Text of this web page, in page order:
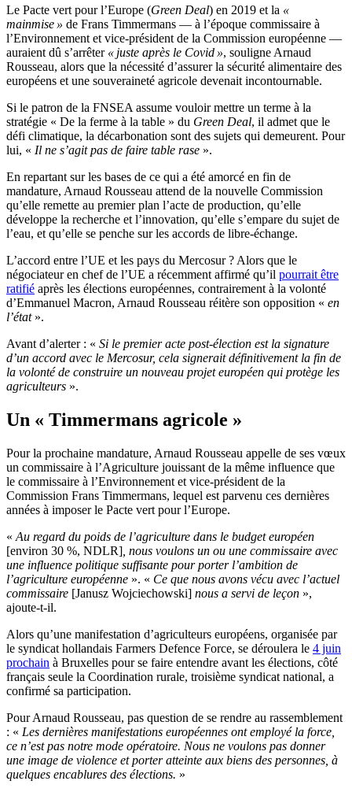
Le Pacte vert pour l’Europe (Green Deal) en 2019 et la «
mainmise » de Frans Timmermans — à l’époque commissaire à
l’Environnement et vice-président de la Commission européenne —
auraient dû s’arrêter « juste après le Covid », souligne Arnaud
Rousseau, alors que la nécessité d’assurer la sécurité alimentaire des
européens et une souveraineté agricole devenait incontournable.
Si le patron de la FNSEA assume vouloir mettre un terme à la
stratégie « De la ferme à la table » du Green Deal, il admet que le
défi climatique, la décarbonation sont des sujets qui demeurent. Pour
lui, « Il ne s’agit pas de faire table rase ».
En repartant sur les bases de ce qui a été amorcé en fin de
mandature, Arnaud Rousseau attend de la nouvelle Commission
qu’elle remette au premier plan l’acte de production, qu’elle
développe la recherche et l’innovation, qu’elle s’empare du sujet de
l’eau, et qu’elle se penche sur les accords de libre-échange.
L’accord entre l’UE et les pays du Mercosur ? Alors que le
négociateur en chef de l’UE a récemment affirmé qu’il pourrait être
ratifié après les élections européennes, contrairement à la volonté
d’Emmanuel Macron, Arnaud Rousseau réitère son opposition « en
l’état».
Avant d’alerter : « Si le premier acte post-élection est la signature
d’un accord avec le Mercosur, cela signerait définitivement la fin de
la volonté de construire un nouveau projet européen qui protège les
agriculteurs ».
Un « Timmermans agricole »
Pour la prochaine mandature, Arnaud Rousseau appelle de ses vœux
un commissaire à l’Agriculture jouissant de la même influence que
le commissaire à l’Environnement et vice-président de la
Commission Frans Timmermans, lequel est parvenu ces dernières
années à imposer le Pacte vert pour l’Europe.
« Au regard du poids de l’agriculture dans le budget européen
[environ 30 %, NDLR] , nous voulons un ou une commissaire avec
une influence politique suffisante pour porter l’ambition de
l’agriculture européenne ». « Ce que nous avons vécu avec l’actuel
commissaire [Janusz Wojciechowski] nous a servi de leçon »,
ajoute-t-il.
Alors qu’une manifestation d’agriculteurs européens, organisée par
le syndicat hollandais Farmers Defence Force, se déroulera le 4 juin
prochain à Bruxelles pour se faire entendre avant les élections, côté
français seule la Coordination rurale, troisième syndicat national, a
confirmé sa participation.
Pour Arnaud Rousseau, pas question de se rendre au rassemblement
: « Les dernières manifestations européennes ont employé la force,
ce n’est pas notre mode opératoire. Nous ne voulons pas donner
une image de violence et porter atteinte aux biens des personnes, à
quelques encablures des élections. »